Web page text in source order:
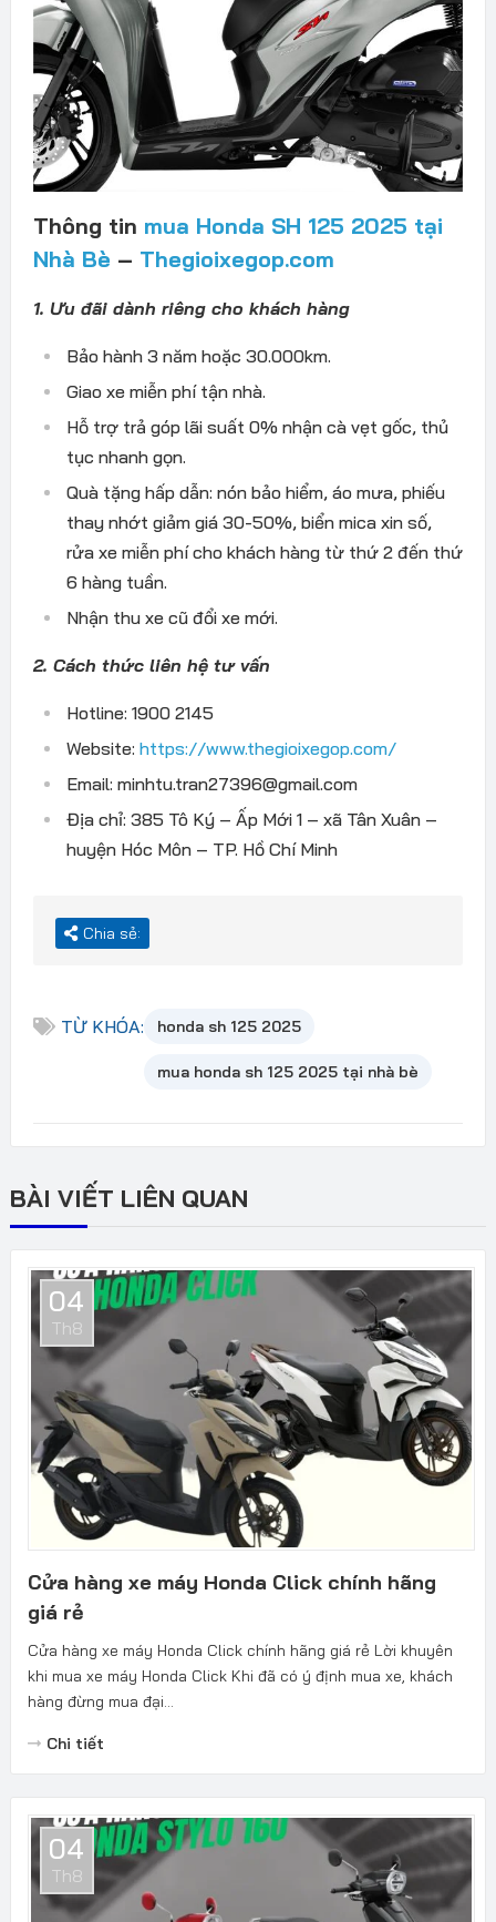
Thông tin mua Honda SH 125 2025 tại
Nhà Bè – Thegioixegop.com
1. Ưu đãi dành riêng cho khách hàng
Bảo hành 3 năm hoặc 30.000km.
Giao xe miễn phí tận nhà.
Hỗ trợ trả góp lãi suất 0% nhận cà vẹt gốc, thủ
tục nhanh gọn.
Quà tặng hấp dẫn: nón bảo hiểm, áo mưa, phiếu
thay nhớt giảm giá 30-50%, biển mica xin số,
rửa xe miễn phí cho khách hàng từ thứ 2 đến thứ
6 hàng tuần.
Nhận thu xe cũ đổi xe mới.
2. Cách thức liên hệ tư vấn
Hotline: 1900 2145
Website: https://www.thegioixegop.com/
Email: minhtu.tran27396@gmail.com
Địa chỉ: 385 Tô Ký – Ấp Mới 1 – xã Tân Xuân –
huyện Hóc Môn – TP. Hồ Chí Minh
Chia sẻ:
TỪ KHÓA: honda sh 125 2025
mua honda sh 125 2025 tại nhà bè
BÀI VIẾT LIÊN QUAN
04
Th8
Cửa hàng xe máy Honda Click chính hãng
giá rẻ
Cửa hàng xe máy Honda Click chính hãng giá rẻ Lời khuyên
khi mua xe máy Honda Click Khi đã có ý định mua xe, khách
hàng đừng mua đại...
Chi tiết
04
Th8